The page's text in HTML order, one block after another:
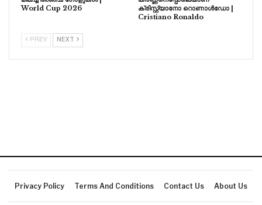
World Cup 2026
ക്രിസ്റ്റ്യാനോ റൊണാൾഡോ |
Cristiano Ronaldo
PREV NEXT
Privacy Policy Terms And Conditions Contact Us About Us